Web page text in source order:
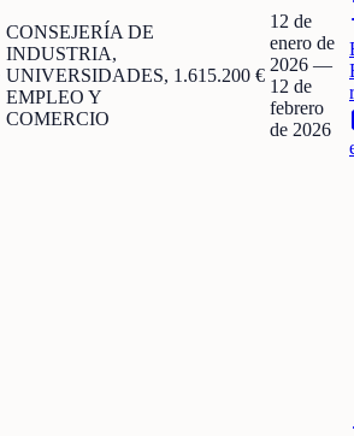
CONSEJERÍA DE
INDUSTRIA,
UNIVERSIDADES,
EMPLEO Y
COMERCIO
1.615.200 €
12 de
enero de
2026 —
12 de
febrero
de 2026